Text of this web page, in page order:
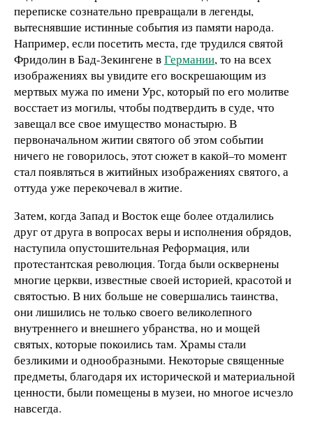
переписке сознательно превращали в легенды,
вытеснявшие истинные события из памяти народа.
Например, если посетить места, где трудился святой
Фридолин в Бад-Зекингене вГермании, то на всех
изображениях вы увидите его воскрешающим из
мертвых мужа по имени Урс, который по его молитве
восстает из могилы, чтобы подтвердить в суде, что
завещал все свое имущество монастырю. В
первоначальном житии святого об этом событии
ничего не говорилось, этот сюжет в какой–то момент
стал появляться в житийных изображениях святого, а
оттуда уже перекочевал в житие.
Затем, когда Запад и Восток еще более отдалились
друг от друга в вопросах веры и исполнения обрядов,
наступила опустошительная Реформация, или
протестантская революция. Тогда были осквернены
многие церкви, известные своей историей, красотой и
святостью. В них больше не совершались таинства,
они лишились не только своего великолепного
внутреннего и внешнего убранства, но и мощей
святых, которые покоились там. Храмы стали
безликими и однообразными. Некоторые священные
предметы, благодаря их исторической и материальной
ценности, были помещены в музеи, но многое исчезло
навсегда.